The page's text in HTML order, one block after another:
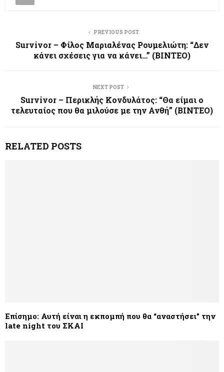
PREVIOUS POST
Survivor – Φίλος Μαριαλένας Ρουμελιώτη: “Δεν
κάνει σχέσεις για να κάνει…” (ΒΙΝΤΕΟ)
NEXT POST
Survivor – Περικλής Κονδυλάτος: “Θα είμαι ο
τελευταίος που θα μιλούσε με την Ανθή” (ΒΙΝΤΕΟ)
RELATED POSTS
Επίσημο: Αυτή είναι η εκπομπή που θα “αναστήσει” την
late night του ΣΚΑΙ